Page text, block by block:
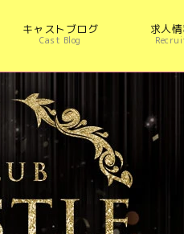
キャストブログ
Cast Blog
求人